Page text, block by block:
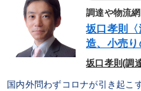
調達や物流
坂口孝則
造、小売
坂口孝則(調
国内外問わずコロナが引き起こ